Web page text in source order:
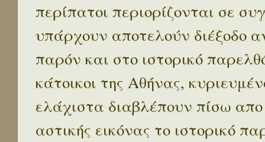
περίπατοι περιορίζονται σε
υπάρχουν αποτελούν διέξοδο
παρόν και στο ιστορικό
κάτοικοι της Αθήνας,
ελάχιστα διαβλέπουν πίσω
αστικής εικόνας το ιστορικό